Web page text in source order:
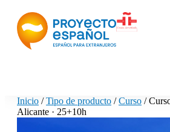
Inicio /Tipo de producto /Curso /
Alicante · 25+10h